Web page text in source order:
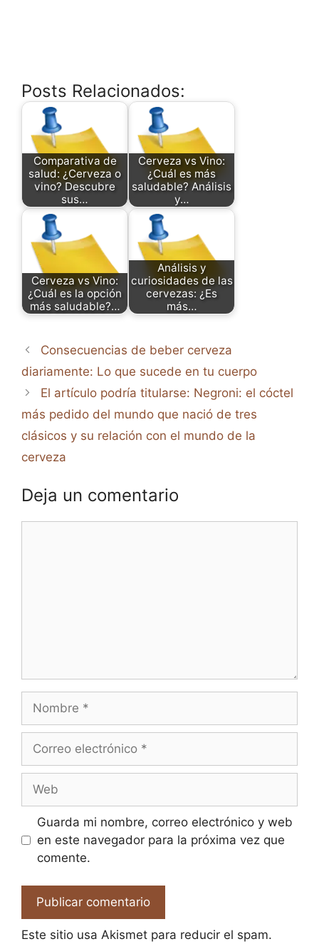
Posts Relacionados:
Comparativa de
salud: ¿Cerveza o
vino? Descubre
sus…
Cerveza vs Vino:
¿Cuál es más
saludable? Análisis
y…
Cerveza vs Vino:
¿Cuál es la opción
más saludable?…
Análisis y
curiosidades de las
cervezas: ¿Es
más…
Consecuencias de beber cerveza
diariamente: Lo que sucede en tu cuerpo
El artículo podría titularse: Negroni: el cóctel
más pedido del mundo que nació de tres
clásicos y su relación con el mundo de la
cerveza
Deja un comentario
Nombre
Correo
Web
Guarda mi nombre, correo electrónico y web
en este navegador para la próxima vez que
comente.
Este sitio usa Akismet para reducir el spam.